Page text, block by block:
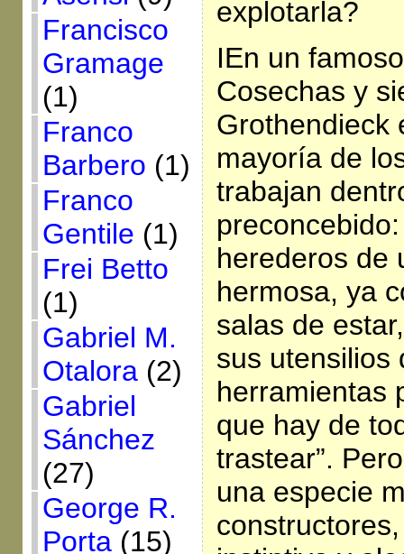
Francisco
Gramage
(1)
Franco
Barbero (1)
Franco
Gentile (1)
Frei Betto
(1)
Gabriel M.
Otalora(2)
Gabriel
Sánchez
(27)
George R.
Porta(15)
explotarla?
IEn un
Cosechas y
Grothendieck
mayoría de
trabajan
herederos de
hermosa, ya
salas de
sus utensilios
herramientas
que hay de
trastear”.
una especie